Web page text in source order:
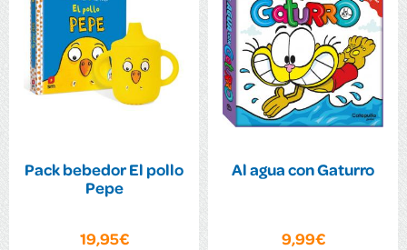
Pack bebedor El pollo
Pepe
19,95€
Al agua con Gaturro
9,99€